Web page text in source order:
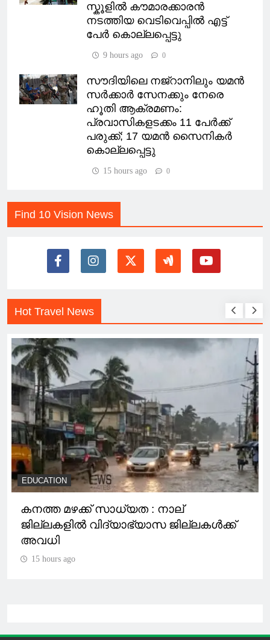
സ്കൂളില്‍ കൗമാരക്കാരൻ
നടത്തിയ വെടിവെപ്പില്‍ എട്ട്
പേർ കൊല്ലപ്പെട്ടു
9 hours ago 0
സൗദിയിലെ നജ്‌റാനിലും യമൻ
സർക്കാർ സേനക്കും നേരെ
ഹൂതി ആക്രമണം:
പ്രവാസികളടക്കം 11 പേർക്ക്
പരുക്ക്; 17 യമൻ സൈനികർ
കൊല്ലപ്പെട്ടു
15 hours ago 0
Find 10 Vision News
Hot Travel News
EDUCATION
കനത്ത മഴക്ക് സാധ്യത : നാല്
ജില്ലകളിൽ വിദ്യാഭ്യാസ ജില്ലകൾക്ക്
അവധി
15 hours ago